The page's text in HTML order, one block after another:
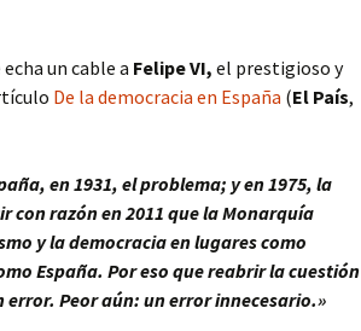
un cable a Felipe VI, el prestigioso y
De la democracia en España (El País,
en 1931, el problema; y en 1975, la
con razón en 2011 que la Monarquía
y la democracia en lugares como
España. Por eso que reabrir la cuestión
Peor aún: un error innecesario.»